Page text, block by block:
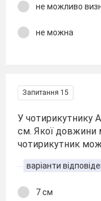
не можливо
не можна
Запитання 15
У чотирикутнику
см. Якої довжини
чотирикутник
варіанти
7 см